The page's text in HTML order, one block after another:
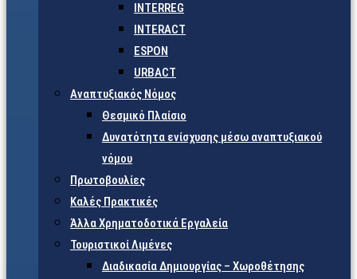
INTERREG
INTERACT
ESPON
URBACT
Αναπτυξιακός Νόμος
Θεσμικό Πλαίσιο
Δυνατότητα ενίσχυσης μέσω αναπτυξιακού
νόμου
Πρωτοβουλίες
Καλές Πρακτικές
Άλλα Χρηματοδοτικά Εργαλεία
Τουριστικοί Λιμένες
Διαδικασία Δημιουργίας – Χωροθέτησης